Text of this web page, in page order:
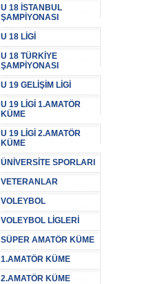
U 18 İSTANBUL
ŞAMPİYONASI
U 18 LİGİ
U 18 TÜRKİYE
ŞAMPİYONASI
U 19 GELİŞİM LİGİ
U 19 LİGİ 1.AMATÖR
KÜME
U 19 LİGİ 2.AMATÖR
KÜME
ÜNİVERSİTE SPORLARI
VETERANLAR
VOLEYBOL
VOLEYBOL LİGLERİ
SÜPER AMATÖR KÜME
1.AMATÖR KÜME
2.AMATÖR KÜME